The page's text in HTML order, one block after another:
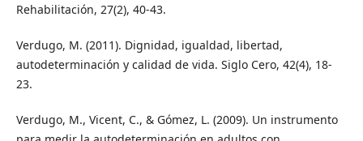
Rehabilitación, 27(2), 40-43.
Verdugo, M. (2011). Dignidad, igualdad, libertad,
autodeterminación y calidad de vida. Siglo Cero, 42(4), 18-
23.
Verdugo, M., Vicent, C., & Gómez, L. (2009). Un instrumento